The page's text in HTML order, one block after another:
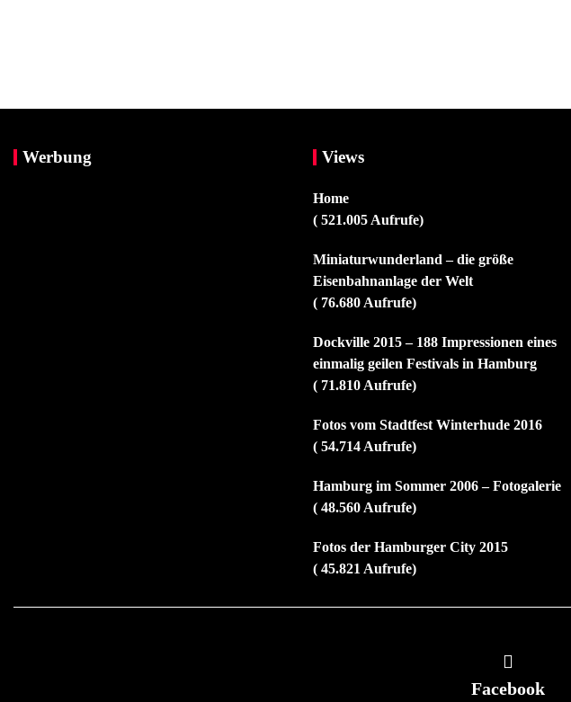
Werbung Views
Home
( 521.005 Aufrufe)
Miniaturwunderland – die größe
Eisenbahnanlage der Welt
( 76.680 Aufrufe)
Dockville 2015 – 188 Impressionen eines
einmalig geilen Festivals in Hamburg
( 71.810 Aufrufe)
Fotos vom Stadtfest Winterhude 2016
( 54.714 Aufrufe)
Hamburg im Sommer 2006 – Fotogalerie
( 48.560 Aufrufe)
Fotos der Hamburger City 2015
( 45.821 Aufrufe)
Facebook